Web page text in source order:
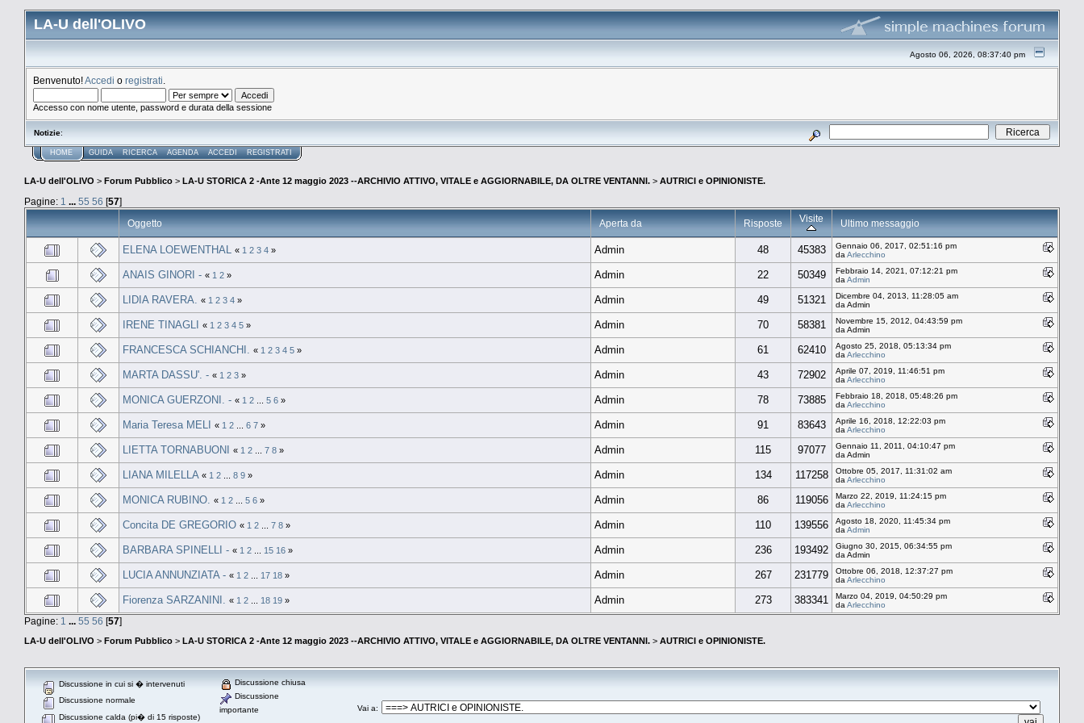
LA-U dell'OLIVO
Agosto 06, 2026, 08:37:40 pm
Benvenuto!Accedi o registrati
Accesso con nome utente, password e durata della sessione
Notizie:
HOME GUIDA RICERCA AGENDA ACCEDI REGISTRATI
LA-U dell'OLIVO > Forum Pubblico > LA-U STORICA 2 -Ante 12 maggio 2023 --ARCHIVIO ATTIVO, VITALE e AGGIORNABILE, DA OLTRE VENTANNI. > AUTRICI e OPINIONISTE.
Pagine: 1 ... 55 56 [57]
Oggetto Aperta da Risposte Visite Ultimo messaggio
ELENA LOEWENTHAL « 1 2 3 4 » Admin 48 45383
Gennaio 06, 2017, 02:51:16 pm
da Arlecchino
ANAIS GINORI - « 1 2 » Admin 22 50349
Febbraio 14, 2021, 07:12:21 pm
da Admin
LIDIA RAVERA. « 1 2 3 4 » Admin 49 51321
Dicembre 04, 2013, 11:28:05 am
da Admin
IRENE TINAGLI « 1 2 3 4 5 » Admin 70 58381
Novembre 15, 2012, 04:43:59 pm
da Admin
FRANCESCA SCHIANCHI. « 1 2 3 4 5 » Admin 61 62410
Agosto 25, 2018, 05:13:34 pm
da Arlecchino
MARTA DASSU'. - « 1 2 3 » Admin 43 72902
Aprile 07, 2019, 11:46:51 pm
da Arlecchino
MONICA GUERZONI. - « 1 2 5 6 » Admin 78 73885
Febbraio 18, 2018, 05:48:26 pm
da Arlecchino
Maria Teresa MELI « 1 2 6 7 » Admin 91 83643
Aprile 16, 2018, 12:22:03 pm
da Arlecchino
LIETTA TORNABUONI « 1 2 7 8 » Admin 115 97077
Gennaio 11, 2011, 04:10:47 pm
da Admin
LIANA MILELLA « 1 2 8 9 » Admin 134 117258
Ottobre 05, 2017, 11:31:02 am
da Arlecchino
MONICA RUBINO. « 1 2 5 6 » Admin 86 119056
Marzo 22, 2019, 11:24:15 pm
da Arlecchino
Concita DE GREGORIO « 1 2 7 8 » Admin 110 139556
Agosto 18, 2020, 11:45:34 pm
da Admin
BARBARA SPINELLI - « 1 2 15 16 » Admin 236 193492
Giugno 30, 2015, 06:34:55 pm
da Admin
LUCIA ANNUNZIATA - « 1 2 17 18 » Admin 267 231779
Ottobre 06, 2018, 12:37:27 pm
da Arlecchino
Fiorenza SARZANINI. « 1 2 18 19 » Admin 273 383341
Marzo 04, 2019, 04:50:29 pm
da Arlecchino
Pagine: 1 ... 55 56 [57]
LA-U dell'OLIVO > Forum Pubblico > LA-U STORICA 2 -Ante 12 maggio 2023 --ARCHIVIO ATTIVO, VITALE e AGGIORNABILE, DA OLTRE VENTANNI. > AUTRICI e OPINIONISTE.
Discussione in cui si � intervenuti
Discussione normale
Discussione calda (pi� di 15 risposte)
Discussione chiusa
Discussione
importante
Vai a: